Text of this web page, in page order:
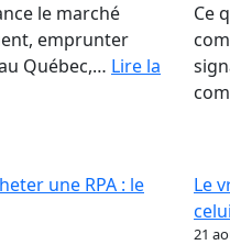
le marché
emprunter
Québec,… Lire la
Ce
une RPA : le
Le
21